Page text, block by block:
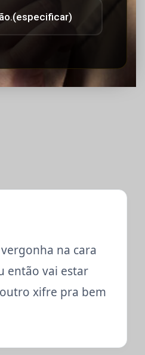
na cara
então vai estar
xifre pra bem